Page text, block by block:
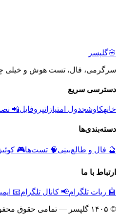
🌸گلپسر
سرگرمی، فال، تست هوش و خیلی
دسترسی سریع
خانهکاوشجدول امتیازاتپروفایل📲
دسته‌بندی‌ها
🔮 فال و طالع‌بینی🧠 تست‌ها🎮
ارتباط با ما
🤖 ربات تلگرام📢 کانال تلگرام📧
© ۱۴۰۵ گلپسر — تمامی حقوق محفوظ است